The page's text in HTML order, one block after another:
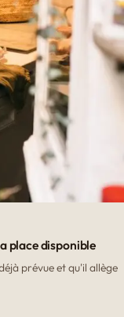
place disponible
prévue et qu'il allège